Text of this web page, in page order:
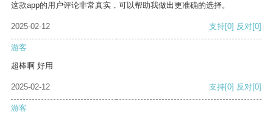
这款app的用户评论非常真实，可以帮助我做出更准确的选择。
2025-02-12 支持[0] 反对[0]
游客
超棒啊 好用
2025-02-12 支持[0] 反对[0]
游客